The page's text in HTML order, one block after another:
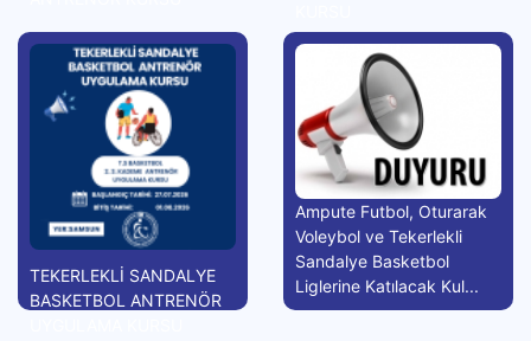
TEKERLEKLİ SANDALYE
BASKETBOL ANTRENÖR
Ampute Futbol, Oturarak
Voleybol ve Tekerlekli
Sandalye Basketbol
Liglerine Katılacak Kul...